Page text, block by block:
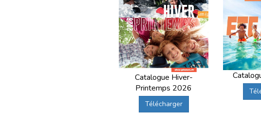
Catalogue Hiver-
Printemps 2026
Télécharger